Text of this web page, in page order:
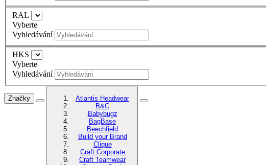
RAL
Vyberte
Vyhledávání
HKS
Vyberte
Vyhledávání
Značky
Atlantis Headwear
B&C
Babybugz
BagBase
Beechfield
Build your Brand
Clique
Craft Corporate
Craft Teamwear